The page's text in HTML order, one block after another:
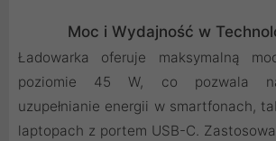
Moc i Wydajność w
Ładowarka oferuje maksymalną
poziomie 45 W, co pozwala na
uzupełnianie energii w smartfonach,
laptopach z portem USB-C.